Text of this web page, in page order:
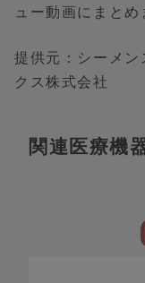
ュー動画にまとめ
提供元：シーメ
クス株式会社
関連医療機